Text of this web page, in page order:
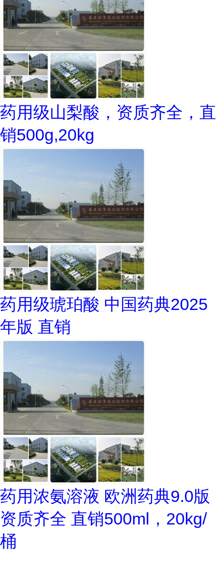
药用级山梨酸，资质齐全，直
销500g,20kg
药用级琥珀酸 中国药典2025
年版 直销
药用浓氨溶液 欧洲药典9.0版
资质齐全 直销500ml，20kg/
桶